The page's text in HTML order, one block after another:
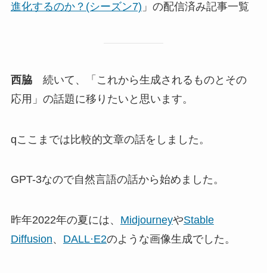
進化するのか？(シーズン7) 」の配信済み記事一覧
西脇 続いて、「これから生成されるものとその
応用」の話題に移りたいと思います。
qここまでは比較的文章の話をしました。
GPT-3なので自然言語の話から始めました。
昨年2022年の夏には、 MidjourneyやStable
Diffusion、 DALL·E2のような画像生成でした。